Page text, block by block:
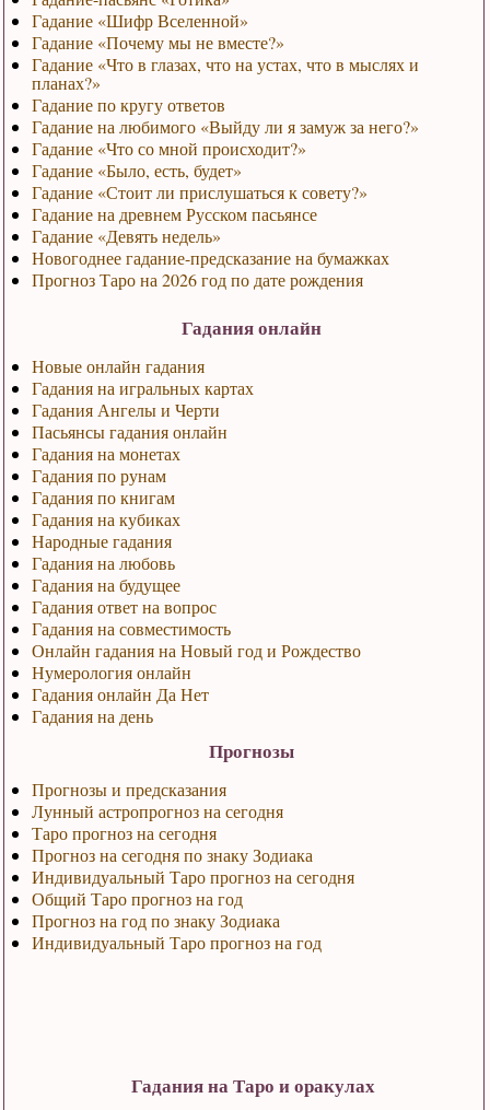
Гадание «Шифр Вселенной»
Гадание «Почему мы не вместе?»
Гадание «Что в глазах, что на устах, что в мыслях и
планах?»
Гадание по кругу ответов
Гадание на любимого «Выйду ли я замуж за него?»
Гадание «Что со мной происходит?»
Гадание «Было, есть, будет»
Гадание «Стоит ли прислушаться к совету?»
Гадание на древнем Русском пасьянсе
Гадание «Девять недель»
Новогоднее гадание-предсказание на бумажках
Прогноз Таро на 2026 год по дате рождения
Гадания онлайн
Новые онлайн гадания
Гадания на игральных картах
Гадания Ангелы и Черти
Пасьянсы гадания онлайн
Гадания на монетах
Гадания по рунам
Гадания по книгам
Гадания на кубиках
Народные гадания
Гадания на любовь
Гадания на будущее
Гадания ответ на вопрос
Гадания на совместимость
Онлайн гадания на Новый год и Рождество
Нумерология онлайн
Гадания онлайн Да Нет
Гадания на день
Прогнозы
Прогнозы и предсказания
Лунный астропрогноз на сегодня
Таро прогноз на сегодня
Прогноз на сегодня по знаку Зодиака
Индивидуальный Таро прогноз на сегодня
Общий Таро прогноз на год
Прогноз на год по знаку Зодиака
Индивидуальный Таро прогноз на год
Гадания на Таро и оракулах